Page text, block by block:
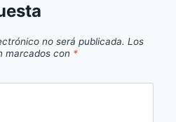
no será publicada. Los
marcados con *